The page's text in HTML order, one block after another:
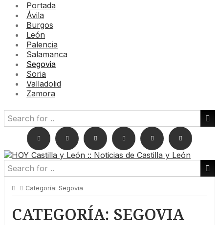
Portada
Ávila
Burgos
León
Palencia
Salamanca
Segovia
Soria
Valladolid
Zamora
Categoría: Segovia
CATEGORÍA: SEGOVIA